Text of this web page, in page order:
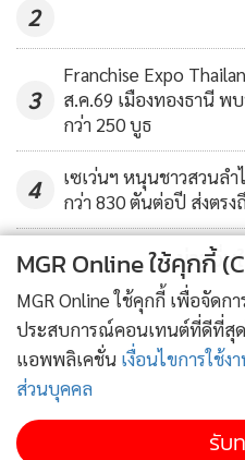
2
3
Franchise Expo
ส.ค.69 เมืองทองธานี
กว่า 250 บูธ
4
เซเว่นฯ หนุนชาวสวนล
กว่า 830 ตันต่อปี ส่งตรง
ข่าวอื่น
MGR Online ใช้คุกกี้
MGR Online ใช้คุกกี้ เพื่อจัด
ประสบการณ์คอนเทนต์ที่ดีที่สุ
แอพพลิเคชั่น เงื่อนไขการใช้ง
ส่วนบุคคล
รับ